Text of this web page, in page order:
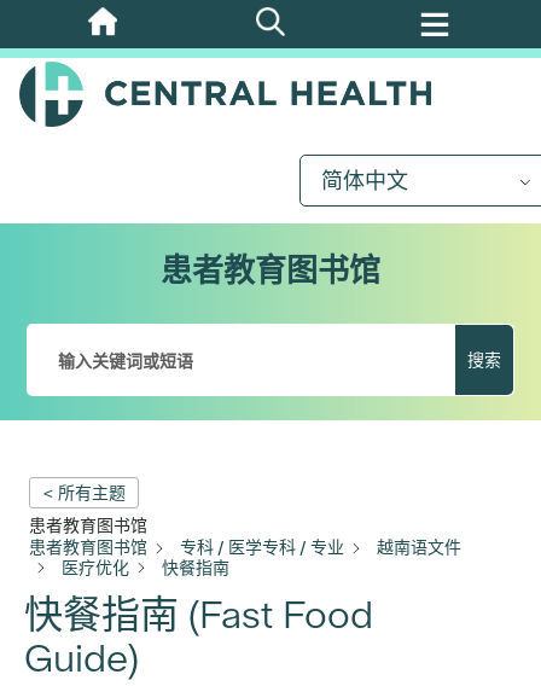
跳
至
主
简体中文
患者教育图书馆
搜索
< 所有主题
患者教育图书馆
患者教育图书馆
专科 / 医学专科 / 专业
越南语文件
医疗优化
快餐指南
快餐指南 (Fast Food
Guide)